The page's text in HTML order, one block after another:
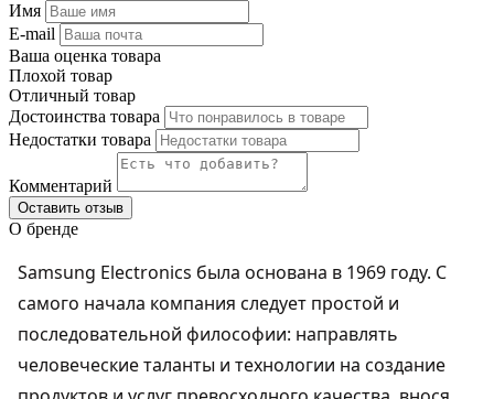
Имя
E-mail
Ваша оценка товара
Плохой товар
Отличный товар
Достоинства товара
Недостатки товара
Комментарий
Оставить отзыв
О бренде
Samsung Electronics была основана в 1969 году. С
самого начала компания следует простой и
последовательной философии: направлять
человеческие таланты и технологии на создание